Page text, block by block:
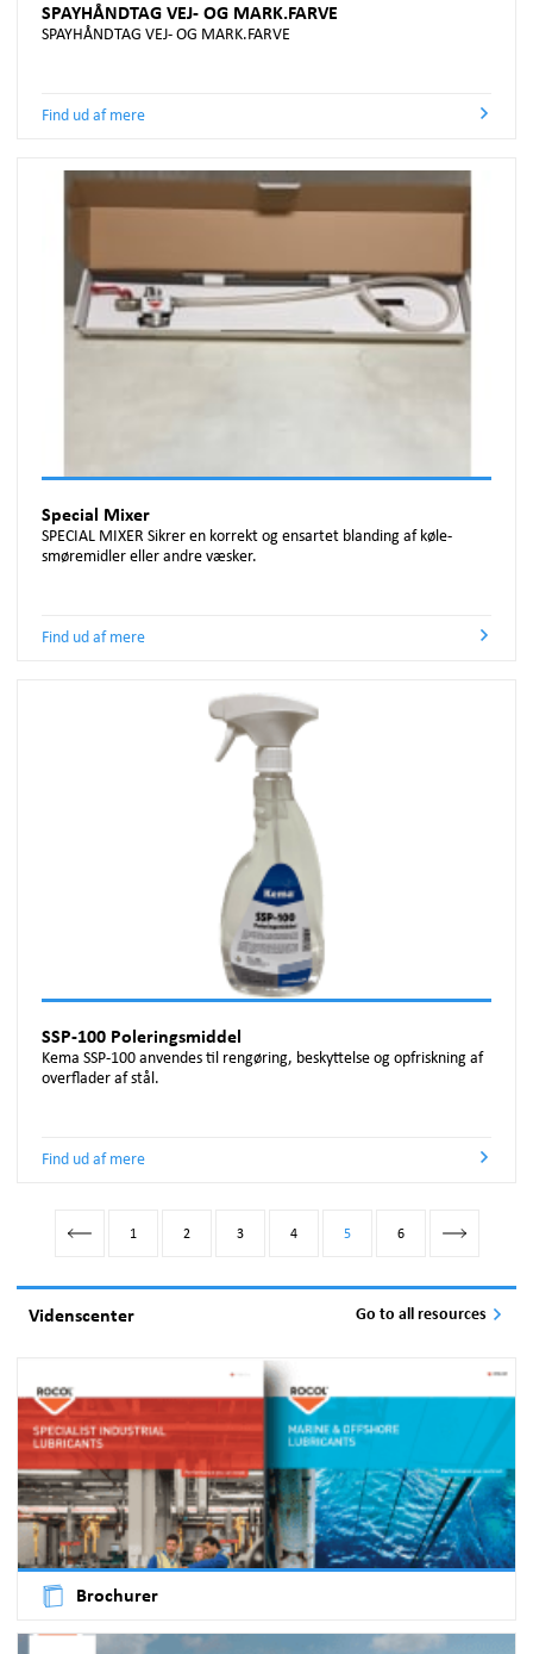
SPAYHÅNDTAG VEJ- OG MARK.FARVE
SPAYHÅNDTAG VEJ- OG MARK.FARVE
Find ud af mere
Special Mixer
SPECIAL MIXER Sikrer en korrekt og ensartet blanding af køle-
smøremidler eller andre væsker.
Find ud af mere
SSP-100 Poleringsmiddel
Kema SSP-100 anvendes til rengøring, beskyttelse og opfriskning af
overflader af stål.
Find ud af mere
1 2 3 4 5 6
Videnscenter Go to all resources
Brochurer